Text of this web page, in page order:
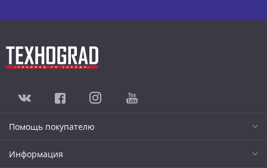
Помощь покупателю
Информация